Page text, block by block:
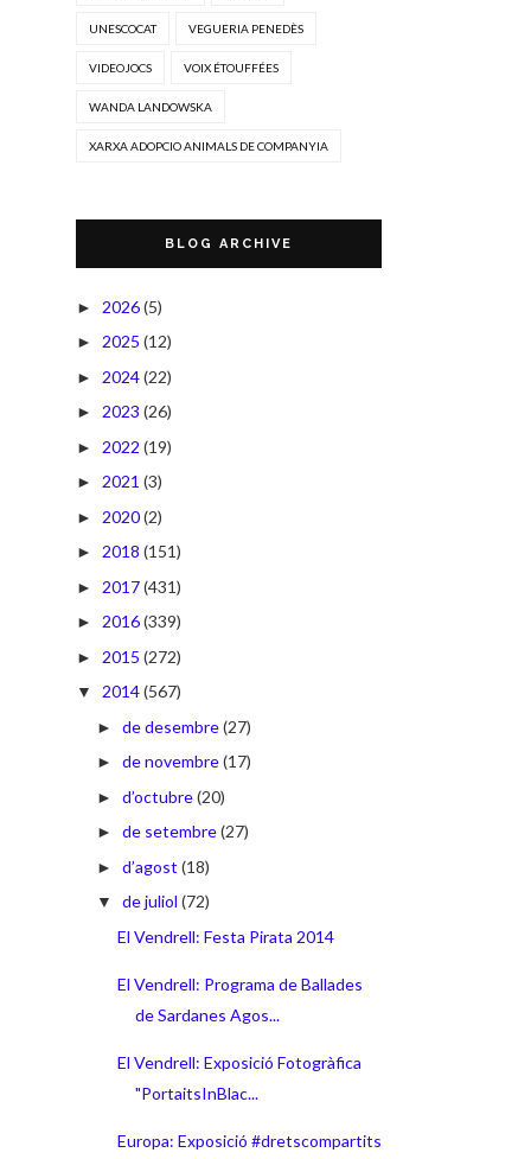
UNESCOCAT VEGUERIA PENEDÈS
VIDEOJOCS VOIX ÉTOUFFÉES
WANDA LANDOWSKA
XARXA ADOPCIO ANIMALS DE COMPANYIA
BLOG ARCHIVE
► 2026(5)
► 2025 (12)
► 2024(22)
► 2023 (26)
► 2022 (19)
► 2021 (3)
► 2020(2)
► 2018 (151)
► 2017(431)
► 2016(339)
► 2015 (272)
▼ 2014(567)
► de desembre(27)
► de novembre(17)
► d’octubre(20)
► de setembre(27)
► d’agost (18)
▼ de juliol (72)
El Vendrell: Festa Pirata 2014
El Vendrell: Programa de Ballades
de Sardanes Agos...
El Vendrell: Exposició Fotogràfica
"PortaitsInBlac...
Europa: Exposició #dretscompartits